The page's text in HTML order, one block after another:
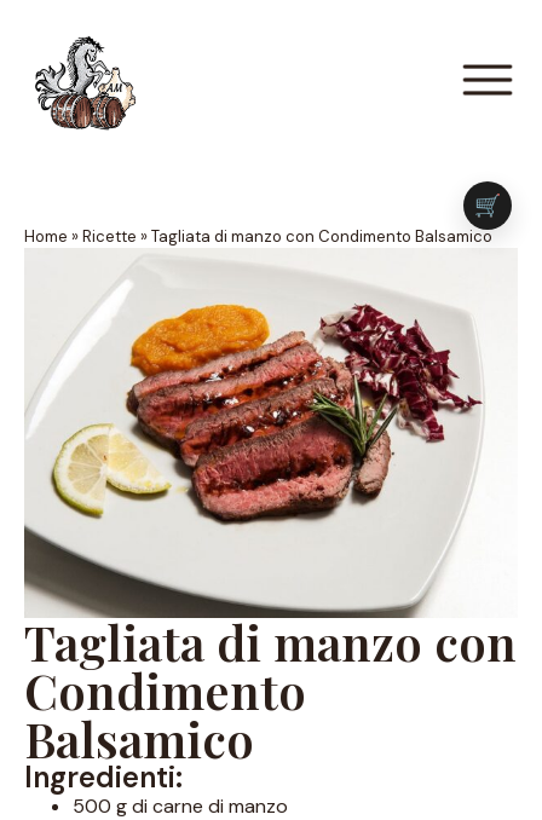
Home »Ricette »Tagliata di manzo con Condimento Balsamico
Tagliata di manzo con
Condimento
Balsamico
Ingredienti:
500 g di carne di manzo
🛒